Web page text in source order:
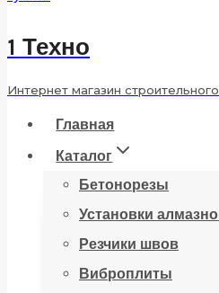
1 Техно
Интернет магазин
Главная
Каталог
Бетонорезы
Установки
Резчики швов
Виброплиты